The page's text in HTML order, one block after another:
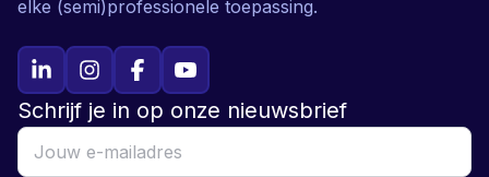
elke (semi)professionele toepassing.
Schrijf je in op onze nieuwsbrief